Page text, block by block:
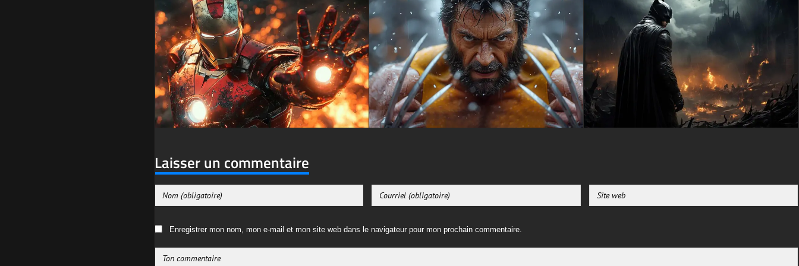
Laisser un commentaire
Enregistrer mon nom, mon e-mail et mon site web dans le navigateur pour mon prochain commentaire.